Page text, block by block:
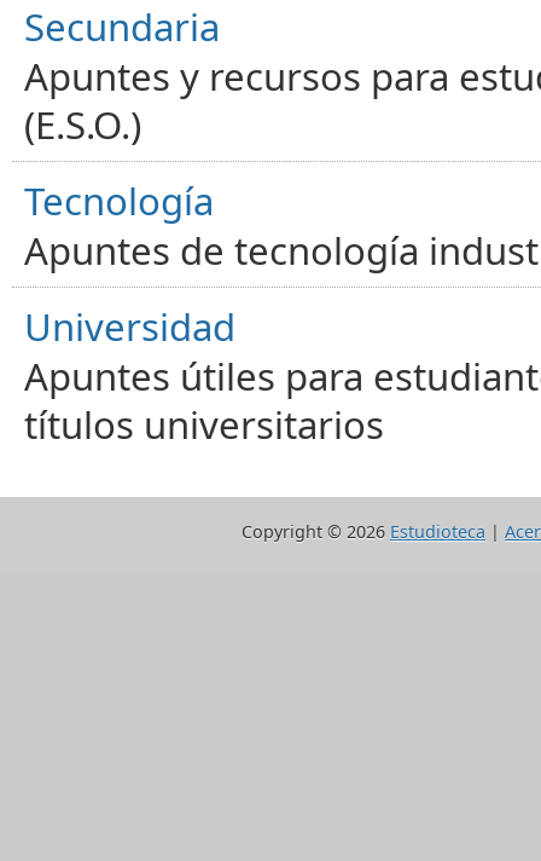
Secundaria
Apuntes y recursos para
(E.S.O.)
Tecnología
Apuntes de tecnología
Universidad
Apuntes útiles para
títulos universitarios
Copyright © 2026 Estudioteca |